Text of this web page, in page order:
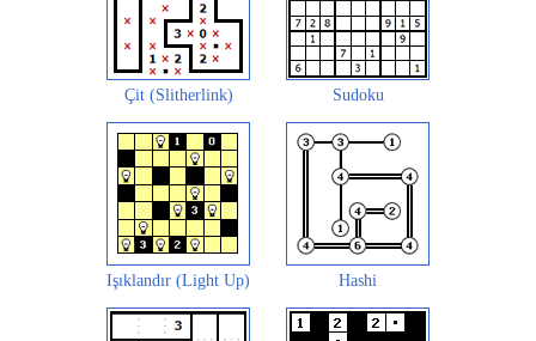
Çit (Slitherlink) Sudoku
Işıklandır (Light Up) Hashi